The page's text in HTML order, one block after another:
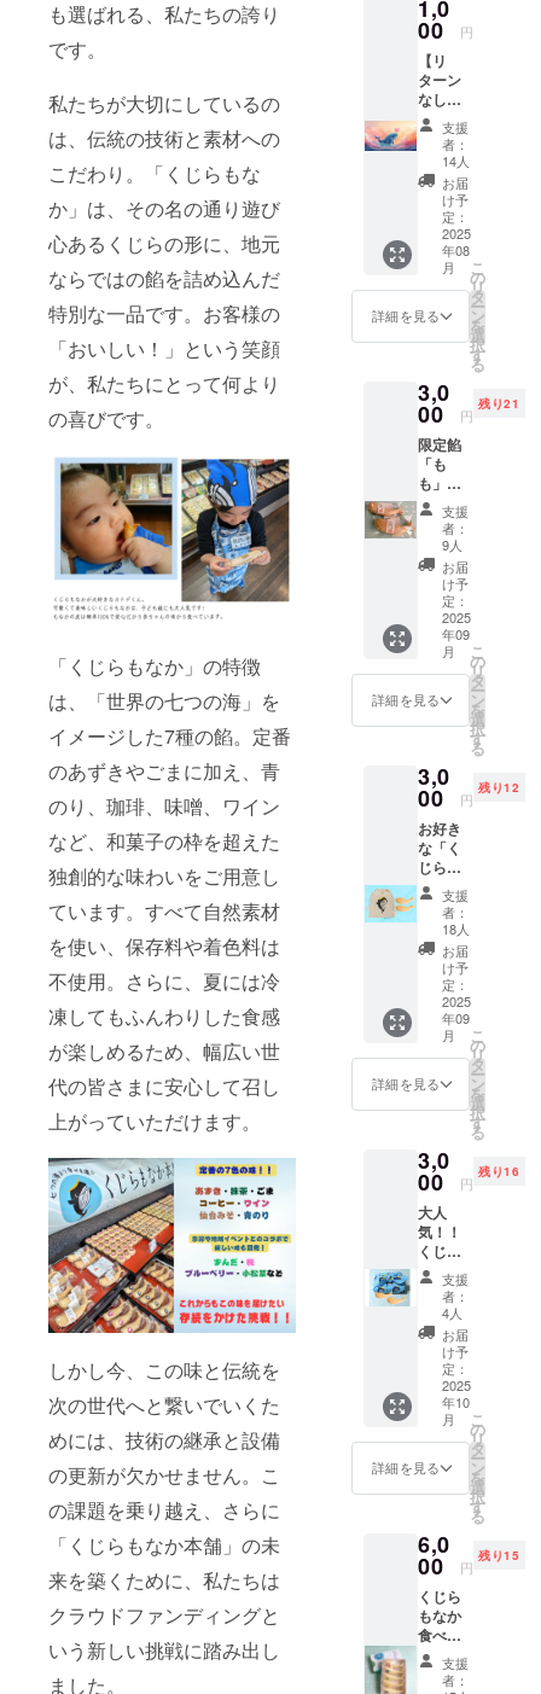
も選ばれる、私たちの誇り
です。
私たちが大切にしているの
は、伝統の技術と素材への
こだわり。「くじらもな
か」は、その名の通り遊び
心あるくじらの形に、地元
ならではの餡を詰め込んだ
特別な一品です。お客様の
「おいしい！」という笑顔
が、私たちにとって何より
の喜びです。
「くじらもなか」の特徴
は、「世界の七つの海」を
イメージした7種の餡。定番
のあずきやごまに加え、青
のり、珈琲、味噌、ワイン
など、和菓子の枠を超えた
独創的な味わいをご用意し
ています。すべて自然素材
を使い、保存料や着色料は
不使用。さらに、夏には冷
凍してもふんわりした食感
が楽しめるため、幅広い世
代の皆さまに安心して召し
上がっていただけます。
しかし今、この味と伝統を
次の世代へと繋いでいくた
めには、技術の継承と設備
の更新が欠かせません。こ
の課題を乗り越え、さらに
「くじらもなか本舗」の未
来を築くために、私たちは
クラウドファンディングと
いう新しい挑戦に踏み出し
ました。
したくじら
のかたち
に、丁寧に
炊いた餡を
詰めたもな
かは、
地域の皆さ
まに親しま
れ、気づけ
ば三世代に
わたって愛
されるお菓
子となりま
餡はすべて
店内で手練
りし、素材
の風味とや
さしい甘さ
を大切に。
もなかの皮
は、香ばし
さと口どけ
の絶妙なバ
ランスを目
指し、一枚
一枚、手作
ています。
🍵 ただのお
菓子じゃな
い。心を届
ける“くじら”
私たちが届
けたいの
は、ただの
和菓子では
ありませ
それは、人
をつなぐ小
さな贈り
「ありがと
う」「おつ
かれさま」
「元気でい
てね」――
そんな気持
ちを、そっ
と運んでく
れる存在で
あってほし
いと願い、
り続けてい
ます。
🐋 40年分の
物語を、こ
れからも
1,0
00 円
【リ
ターン
なし・
応援
枠】く
じらの
ひげサ
ポー
ター
コース
くじら
のひげ
は、海
の中で
繊細に
餌を濾
り、 命
を支え
る大切
な器官
です。
この枠
は、ま
さにそ
んなふ
うに、
私たち
の挑戦
を静か
に、で
も確か
に支え
てくだ
な支援
枠で
す。 リ
ターン
はあり
ませ
ん。 で
も、あ
なたの
応援
は、私
たち
の“進む
力”にな
りま
す。 ご
支援い
謝の気
持ちを
込め
て、心
を込め
たお礼
のメッ
セージ
をお送
りしま
す。 ま
た、ク
ラファ
ン終了
後、進
建の様
子をと
たしま
す。
支援
者：
14人
お届
け予
定：
2025
年08
月
詳細を見る
こ
の
リ
タ
ー
ン
を
選
択
す
る
3,0
00 円
残り21
限定餡
「も
も」２
個（特
製パッ
ケー
ジ）＋
お礼の
メッ
セージ
仙台放
送「か
のおが
便利
軒」の
番組内
した貴
重な”も
も”餡 く
じらも
なかの
新しい
個性を
お楽し
みくだ
さい 原
材料及
び添加
物等の
食品表
示はお
届け商
品のラ
す。商
品開封
前には
必ずお
届けの
リター
ンに貼
付され
たラベ
ルや注
意書き
をご確
認くだ
さい。
支援
者：
9人
お届
け予
定：
2025
年09
月
詳細を見る
こ
の
リ
タ
ー
ン
を
選
択
す
る
3,0
00 円
残り12
お好き
な「く
じらも
なか」2
個引換
券＋特
製「台
ちゃ
ん」巾
着 ご来
店時に
対面で
感謝を
お伝え
しま
す！ 引
郵送で
お届け
しま
す。 ＊
引換券
をお持
ちに
なって
くじら
もなか
本舗へ
ご来店
くださ
い 有効
期限：
2025年
9月から
3月末ま
料及び
添加物
等の食
品表示
はお届
け商品
のラベ
ルに表
支援
者：
18人
お届
け予
定：
2025
年09
月
詳細を見る
こ
の
リ
タ
ー
ン
を
選
択
す
る
3,0
00 円
残り16
大人
気！！
くじら
もなか
食べく
らべ
セット
定番餡
から2種
＋オリ
ジナル
バンダ
ナ(非売
品)53c
m×53c
m ＋お
セージ
カード
＊お好
きな餡
２種を
選んで
お知ら
せくだ
支援
者：
4人
お届
け予
定：
2025
年10
月
詳細を見る
こ
の
リ
タ
ー
ン
を
選
択
す
る
6,0
00 円
残り15
くじら
もなか
食べく
らべ
セット
支援
者：